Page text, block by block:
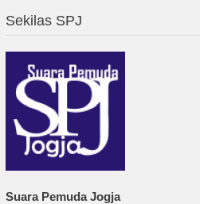
Sekilas SPJ
Suara Pemuda Jogja